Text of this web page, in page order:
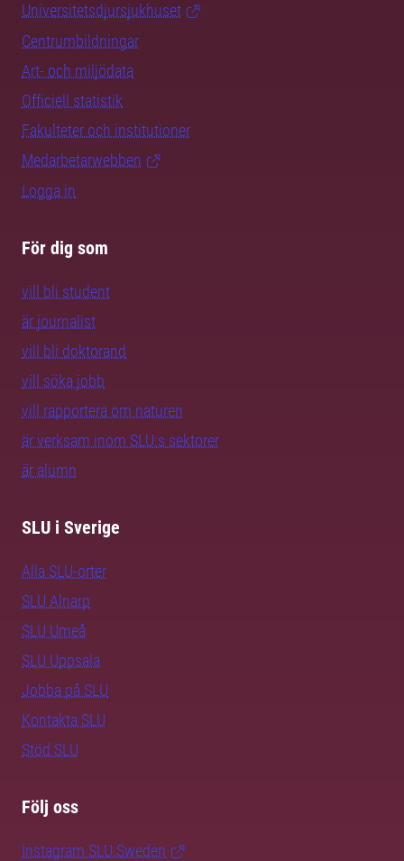
Universitetsdjursjukhuset
Centrumbildningar
Art- och miljödata
Officiell statistik
Fakulteter och institutioner
Medarbetarwebben
Logga in
För dig som
vill bli student
är journalist
vill bli doktorand
vill söka jobb
vill rapportera om naturen
är verksam inom SLU:s sektorer
är alumn
SLU i Sverige
Alla SLU-orter
SLU Alnarp
SLU Umeå
SLU Uppsala
Jobba på SLU
Kontakta SLU
Stöd SLU
Följ oss
Instagram SLU.Sweden